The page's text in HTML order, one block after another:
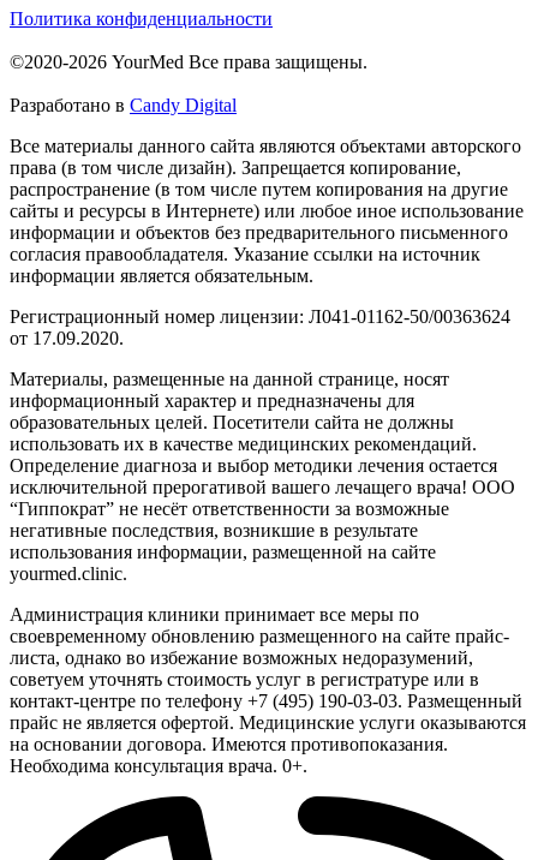
Политика конфиденциальности
©2020-2026 YourMed Все права защищены.
Разработано в Candy Digital
Все материалы данного сайта являются объектами авторского
права (в том числе дизайн). Запрещается копирование,
распространение (в том числе путем копирования на другие
сайты и ресурсы в Интернете) или любое иное использование
информации и объектов без предварительного письменного
согласия правообладателя. Указание ссылки на источник
информации является обязательным.
Регистрационный номер лицензии: Л041-01162-50/00363624
от 17.09.2020.
Материалы, размещенные на данной странице, носят
информационный характер и предназначены для
образовательных целей. Посетители сайта не должны
использовать их в качестве медицинских рекомендаций.
Определение диагноза и выбор методики лечения остается
исключительной прерогативой вашего лечащего врача! ООО
“Гиппократ” не несёт ответственности за возможные
негативные последствия, возникшие в результате
использования информации, размещенной на сайте
yourmed.clinic.
Администрация клиники принимает все меры по
своевременному обновлению размещенного на сайте прайс-
листа, однако во избежание возможных недоразумений,
советуем уточнять стоимость услуг в регистратуре или в
контакт-центре по телефону +7 (495) 190-03-03. Размещенный
прайс не является офертой. Медицинские услуги оказываются
на основании договора. Имеются противопоказания.
Необходима консультация врача. 0+.